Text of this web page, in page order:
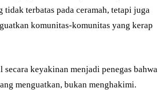
terbatas pada ceramah, tetapi juga
komunitas-komunitas yang kerap
keyakinan menjadi penegas bahwa
menguatkan, bukan menghakimi.